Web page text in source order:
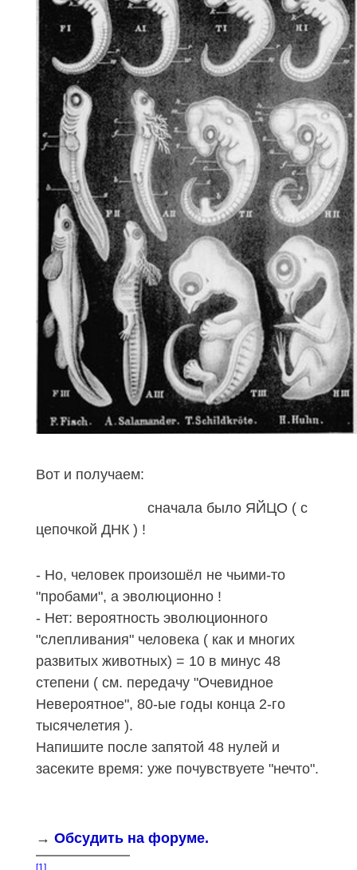
Вот и получаем:
сначала было ЯЙЦО ( с
цепочкой ДНК ) !
- Но, человек произошёл не чьими-то
"пробами", а эволюционно !
- Нет: вероятность эволюционного
"слепливания" человека ( как и многих
развитых животных) = 10 в минус 48
степени ( см. передачу "Очевидное
Невероятное", 80-ые годы конца 2-го
тысячелетия ).
Напишите после запятой 48 нулей и
засеките время: уже почувствуете "нечто".
→ Обсудить на форуме.
[1]